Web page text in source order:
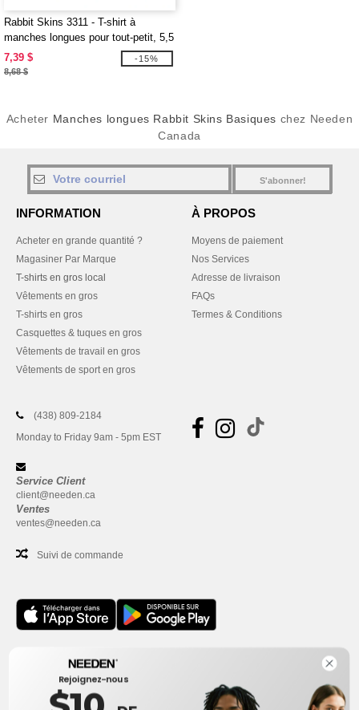
Rabbit Skins 3311 - T-shirt à
manches longues pour tout-petit, 5,5
oz
7,39 $
8,68 $
-15%
Acheter Manches longues Rabbit Skins Basiques chez Needen
Canada
S'abonner!
INFORMATION
Acheter en grande quantité ?
Magasiner Par Marque
T-shirts en gros local
Vêtements en gros
T-shirts en gros
Casquettes & tuques en gros
Vêtements de travail en gros
Vêtements de sport en gros
À PROPOS
Moyens de paiement
Nos Services
Adresse de livraison
FAQs
Termes & Conditions
(438) 809-2184
Monday to Friday 9am - 5pm EST
Service Client
client@needen.ca
Ventes
ventes@needen.ca
Suivi de commande
Bureau
One Dundas Street West Suite 2500
Toronto, Ontario, M5G 1Z3
Rejoignez-nous